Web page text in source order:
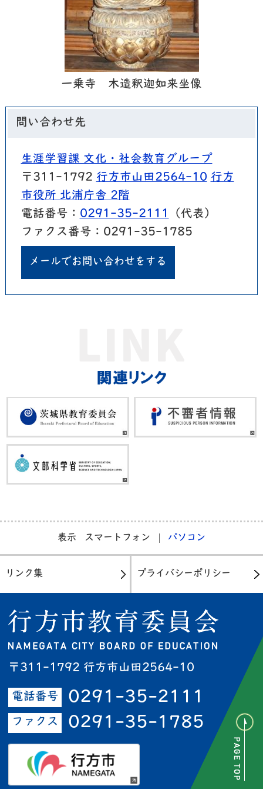
一乗寺 木造釈迦如来坐像
問い合わせ先
生涯学習課 文化・社会教育グループ
〒311-1792 行方市山田2564-10 行方
市役所 北浦庁舎 2階
電話番号： 0291-35-2111
（代表）
ファクス番号：0291-35-1785
メールでお問い合わせをする
表示 スマートフォン パソコン
リンク集 プライバシーポリシー
〒311-1792 行方市山田2564-10
電話番号 0291-35-2111
ファクス 0291-35-1785